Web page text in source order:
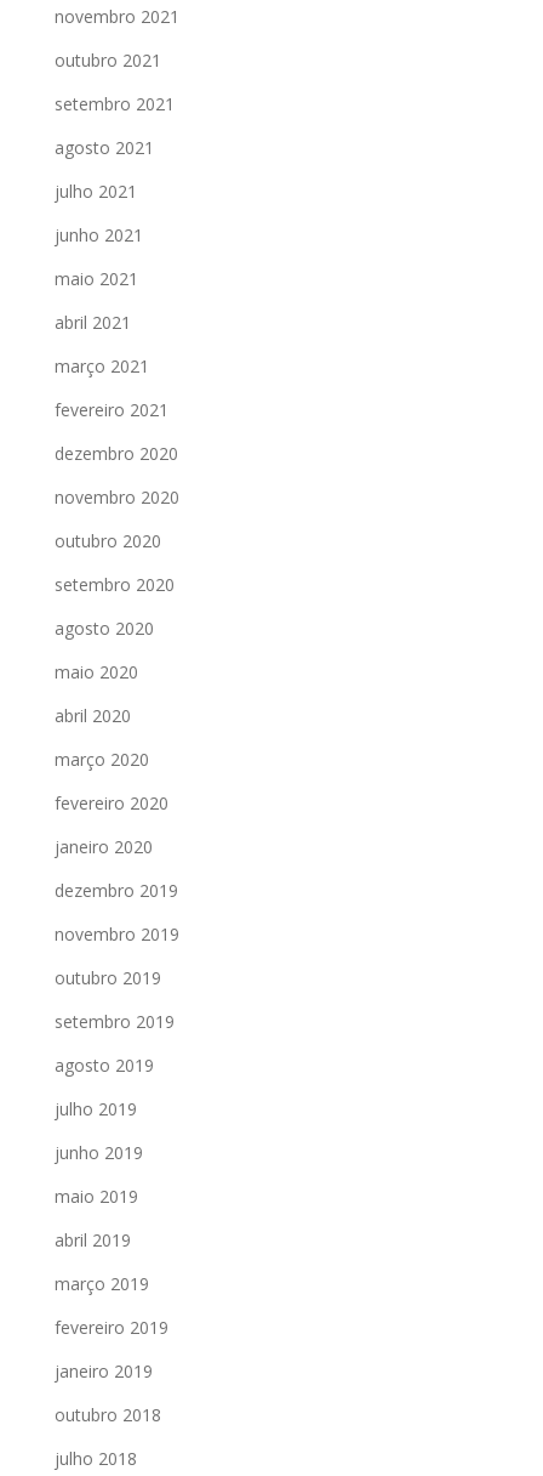
novembro 2021
outubro 2021
setembro 2021
agosto 2021
julho 2021
junho 2021
maio 2021
abril 2021
março 2021
fevereiro 2021
dezembro 2020
novembro 2020
outubro 2020
setembro 2020
agosto 2020
maio 2020
abril 2020
março 2020
fevereiro 2020
janeiro 2020
dezembro 2019
novembro 2019
outubro 2019
setembro 2019
agosto 2019
julho 2019
junho 2019
maio 2019
abril 2019
março 2019
fevereiro 2019
janeiro 2019
outubro 2018
julho 2018